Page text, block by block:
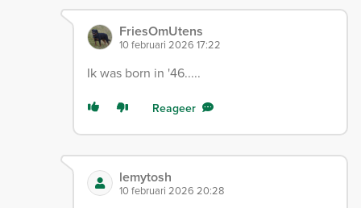
FriesOmUtens
10 februari 2026 17:22
Ik was born in '46.....
Reageer
lemytosh
10 februari 2026 20:28